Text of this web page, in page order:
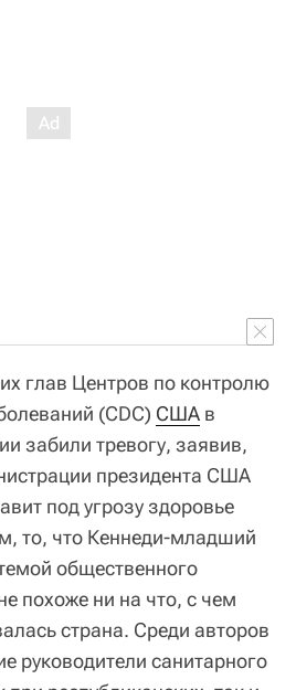
глав Центров по контролю
(CDC) США в
забили тревогу, заявив,
президента США
под угрозу здоровье
то, что Кеннеди-младший
общественного
похоже ни на что, с чем
страна. Среди авторов
руководители санитарного